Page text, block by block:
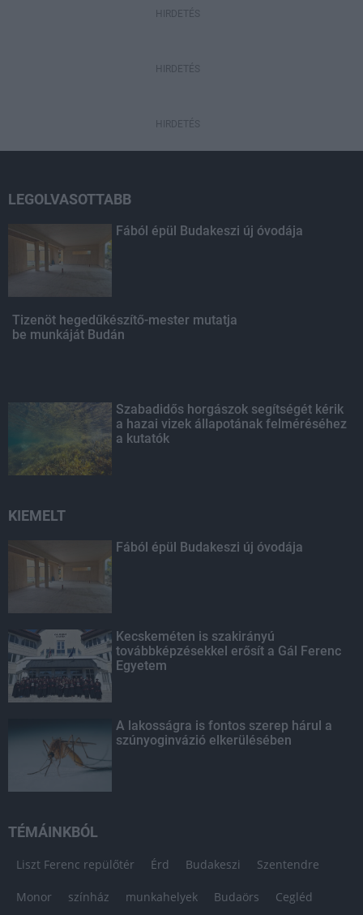
HIRDETÉS
HIRDETÉS
HIRDETÉS
LEGOLVASOTTABB
Fából épül Budakeszi új óvodája
Tizenöt hegedűkészítő-mester mutatja
be munkáját Budán
Szabadidős horgászok segítségét kérik
a hazai vizek állapotának felméréséhez
a kutatók
KIEMELT
Fából épül Budakeszi új óvodája
Kecskeméten is szakirányú
továbbképzésekkel erősít a Gál Ferenc
Egyetem
A lakosságra is fontos szerep hárul a
szúnyoginvázió elkerülésében
TÉMÁINKBÓL
Liszt Ferenc repülőtér Érd Budakeszi Szentendre
Monor színház munkahelyek Budaörs Cegléd